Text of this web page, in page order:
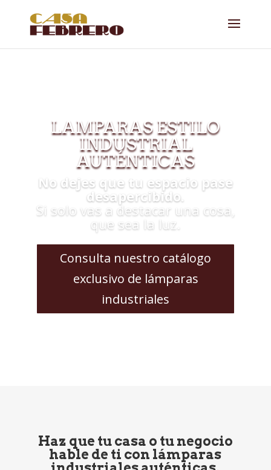
LAMPARAS ESTILO
INDUSTRIAL
AUTÉNTICAS
No dejes que tu espacio pase
desapercibido.
Si solo vas a destacar una cosa,
que sea la luz.
Consulta nuestro catálogo
exclusivo de lámparas
industriales
Haz que tu casa o tu negocio
hable de ti con lámparas